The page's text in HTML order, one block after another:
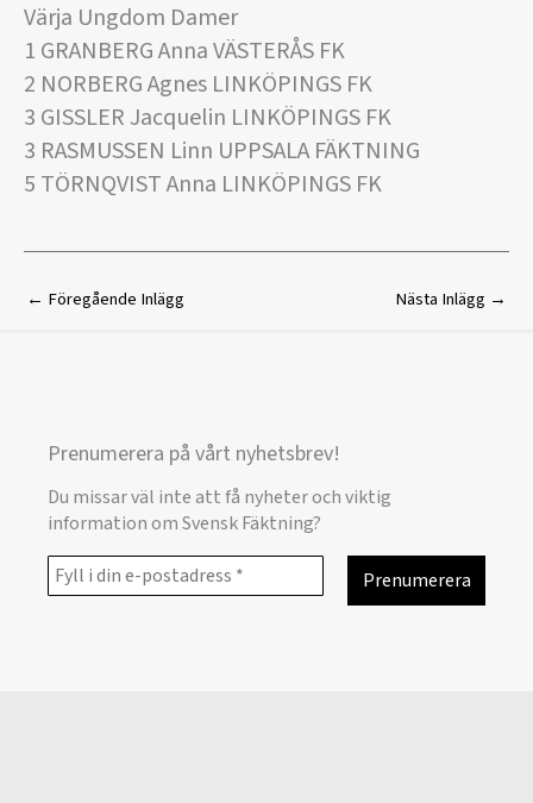
Värja Ungdom Damer
1 GRANBERG Anna VÄSTERÅS FK
2 NORBERG Agnes LINKÖPINGS FK
3 GISSLER Jacquelin LINKÖPINGS FK
3 RASMUSSEN Linn UPPSALA FÄKTNING
5 TÖRNQVIST Anna LINKÖPINGS FK
← Föregående Inlägg Nästa Inlägg →
Prenumerera på vårt nyhetsbrev!
Du missar väl inte att få nyheter och viktig
information om Svensk Fäktning?